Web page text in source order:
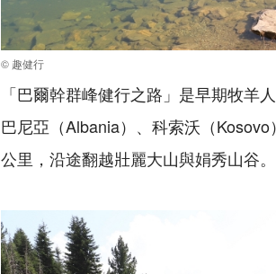
© 趣健行
「巴爾幹群峰健行之路」是早期牧羊
巴尼亞（Albania）、科索沃（Kosovo
公里，沿途翻越壯麗大山與娟秀山谷。